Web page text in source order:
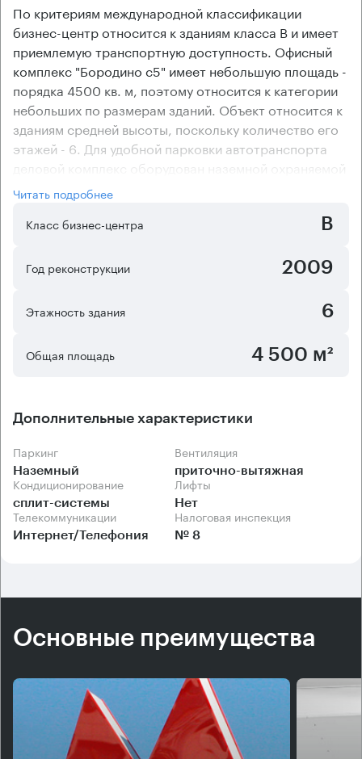
По критериям международной классификации
бизнес-центр относится к зданиям класса В и имеет
приемлемую транспортную доступность. Офисный
комплекс "Бородино с5" имеет небольшую площадь -
порядка 4500 кв. м, поэтому относится к категории
небольших по размерам зданий. Объект относится к
зданиям средней высоты, поскольку количество его
этажей - 6. Для удобной парковки автотранспорта
деловой комплекс оборудован наземной охраняемой
стоянкой.
Арендаторам бизнес-центра "Бородино с5"
предоставляются на выбор помещения с готовым
предоставлены и офисы без ремонта. Офисный
вентиляции и сплит-системами кондиционирования,
поэтому арендаторам гарантируются комфортные
помещений бизнес-центра дает возможность
Читать подробнее
Класс бизнес-центра
B
Год реконструкции 2009
Этажность здания 6
Общая площадь 4 500 м²
Дополнительные характеристики
Паркинг
Наземный
Вентиляция
приточно-вытяжная
Кондиционирование
сплит-системы
Лифты
Нет
Телекоммуникации
Интернет/Телефония
Налоговая инспекция
№ 8
Основные преимущества